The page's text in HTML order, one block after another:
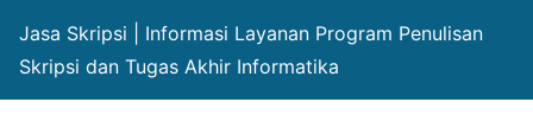
Jasa Skripsi | Informasi Layanan Program Penulisan
Skripsi dan Tugas Akhir Informatika